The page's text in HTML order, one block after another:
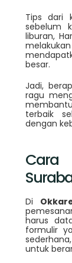
Tips dari
sebelum
liburan,
besar.
Jadi,
ragu
terbaik
dengan
Cara
Di
harus
formulir
untuk